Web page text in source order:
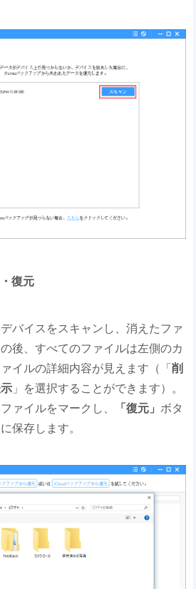
復元
バイスをスキャンし、消えたファ
後、すべてのファイルは左側のカ
イルの詳細内容が見えます（「削
」を選択することができます）。
ァイルをマークし、
「復元」ボタ
保存します。